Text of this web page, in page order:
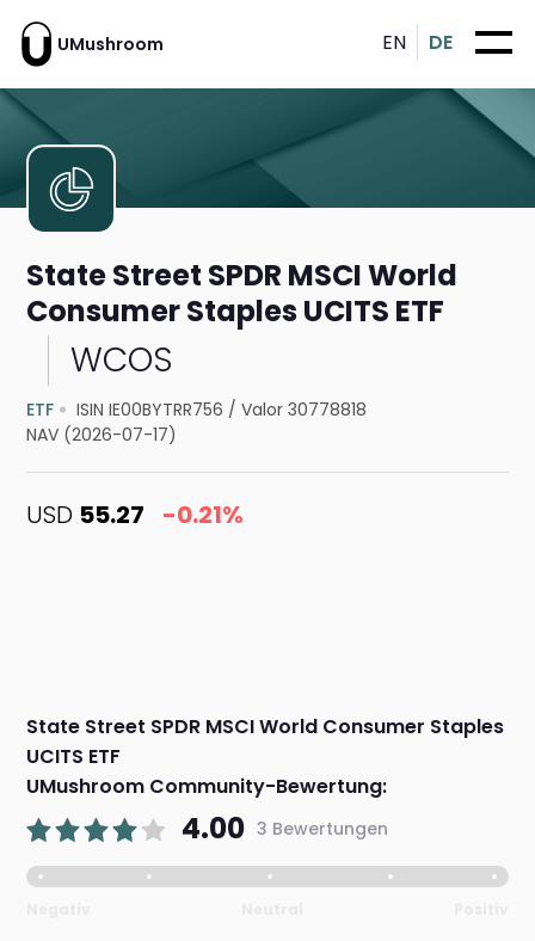
UMushroom EN DE
State Street SPDR MSCI World
Consumer Staples UCITS ETF
WCOS
ETF ISIN IE00BYTRR756 /Valor 30778818
NAV (2026-07-17)
USD 55.27 -0.21%
State Street SPDR MSCI World Consumer Staples
UCITS ETF
UMushroom Community-Bewertung:
4.00 3 Bewertungen